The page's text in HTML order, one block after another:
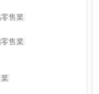
售業
售業